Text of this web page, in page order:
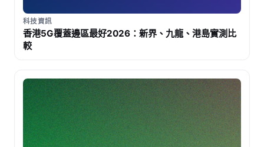
科技資訊
香港5G覆蓋邊區最好2026：新界、九龍、港島實測比
較